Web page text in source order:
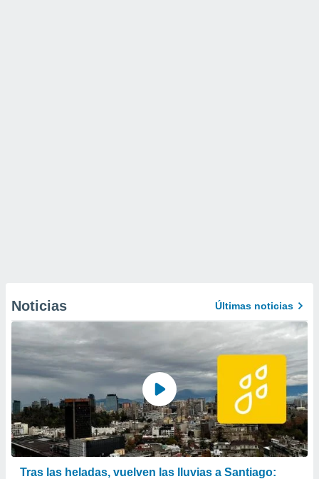
Noticias Últimas noticias
Tras las heladas, vuelven las lluvias a Santiago: